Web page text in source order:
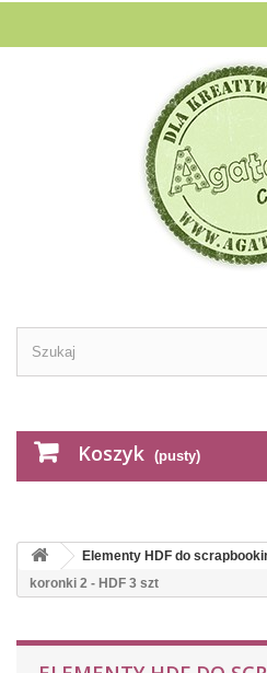
Koszyk (pusty)
Elementy HDF do
koronki 2 - HDF 3 szt